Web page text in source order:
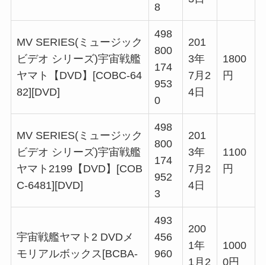
8
MV SERIES(ミュージック
ビデオ シリーズ)宇宙戦艦
ヤマト【DVD】[COBC-64
82][DVD]
498
800
174
953
0
201
3年
7月2
4日
1800
円
MV SERIES(ミュージック
ビデオ シリーズ)宇宙戦艦
ヤマト2199【DVD】[COB
C-6481][DVD]
498
800
174
952
3
201
3年
7月2
4日
1100
円
宇宙戦艦ヤマト2 DVDメ
モリアルボックス[BCBA-
493
456
960
200
1年
1月2
1000
0円